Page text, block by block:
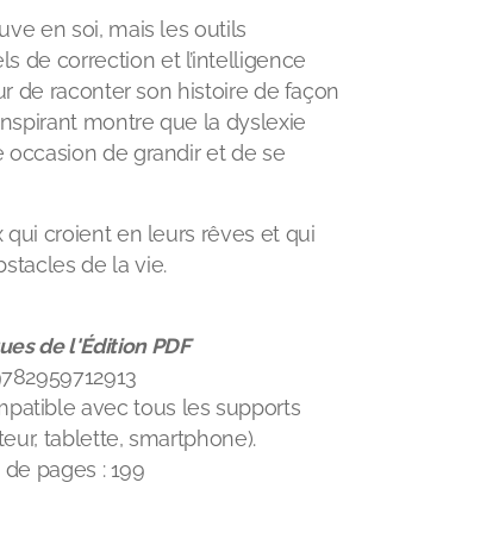
en soi, mais les outils
de correction et l’intelligence
de raconter son histoire de façon
montre que la dyslexie
occasion de grandir et de se
qui croient en leurs rêves et qui
de la vie.
de l'Édition PDF
avec tous les supports
tablette, smartphone).
pages : 199